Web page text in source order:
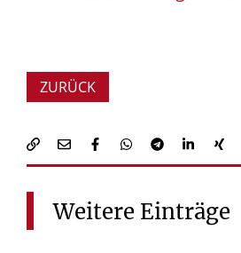
ZURÜCK
Weitere Einträge